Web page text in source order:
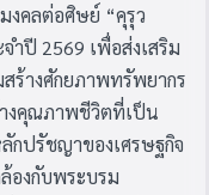
งคลต่อศิษย์ “คุรุว
ำปี 2569 เพื่อส่งเสริม
ร้างศักยภาพทรัพยากร
งคุณภาพชีวิตที่เป็น
ปรัชญาของเศรษฐกิจ
องกับพระบรม